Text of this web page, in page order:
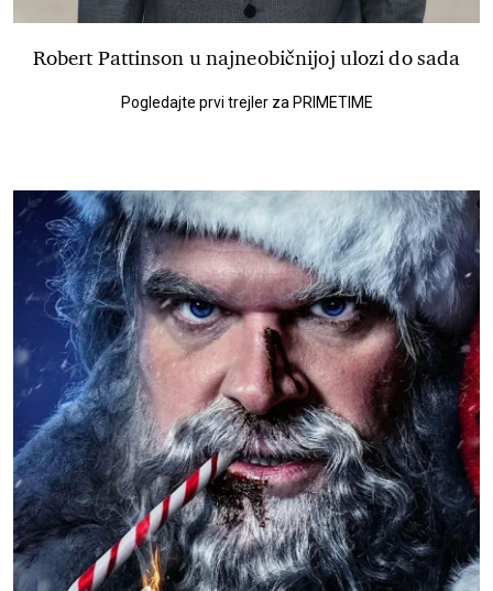
Robert Pattinson u najneobičnijoj ulozi do sada
Pogledajte prvi trejler za PRIMETIME